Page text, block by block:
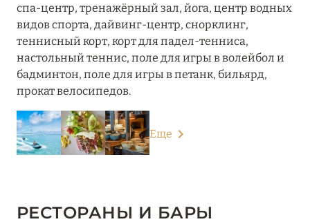
спа-центр, тренажёрный зал, йога, центр водных
видов спорта, дайвинг-центр, снорклинг,
теннисный корт, корт для падел-тенниса,
настольный теннис, поле для игры в волейбол и
бадминтон, поле для игры в петанк, бильярд,
прокат велосипедов.
Еще
РЕСТОРАНЫ И БАРЫ